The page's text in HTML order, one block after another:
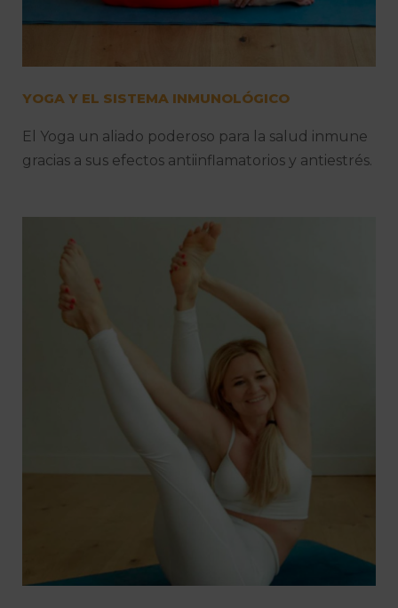
YOGA Y EL SISTEMA INMUNOLÓGICO
El Yoga un aliado poderoso para la salud inmune
gracias a sus efectos antiinflamatorios y antiestrés.